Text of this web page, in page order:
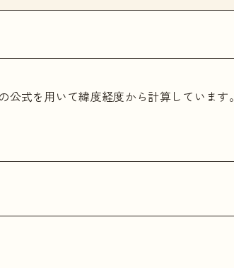
式を用いて緯度経度から計算しています。